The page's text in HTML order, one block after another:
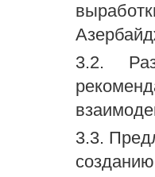
3.2.
3.3.